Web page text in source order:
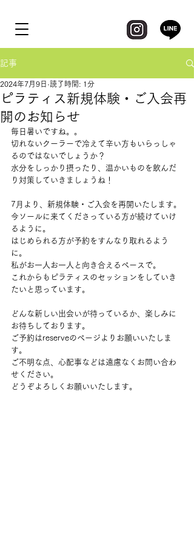
記事
ピラティス新規体験・ご入会再
開のお知らせ
2024年7月9日 読了時間: 1分
毎日暑いですね。。
切れないクーラーで冷えて辛い方もいらっしゃ
るのではないでしょうか？
水分をしっかり摂ったり、温かいものを飲んだ
り対策していきましょうね！
7月より、新規体験・ご入会を再開いたします。
今ソールに来てくださっている方が続けていけ
るように。
はじめられる方が予約をすんなり取れるよう
に。
私がお一人お一人と向き合えるペースで。
これからもピラティスのセッションをしていき
たいと思っています。
どんな新しい出会いが待っているか、楽しみに
お待ちしております。
ご予約はreserveのページよりお願いいたしま
す。
ご不明な点、心配事などは遠慮なくお問い合わ
せください。
どうぞよろしくお願いいたします。